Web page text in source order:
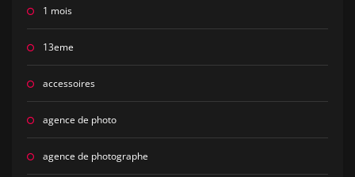
1 mois
13eme
accessoires
agence de photo
agence de photographe